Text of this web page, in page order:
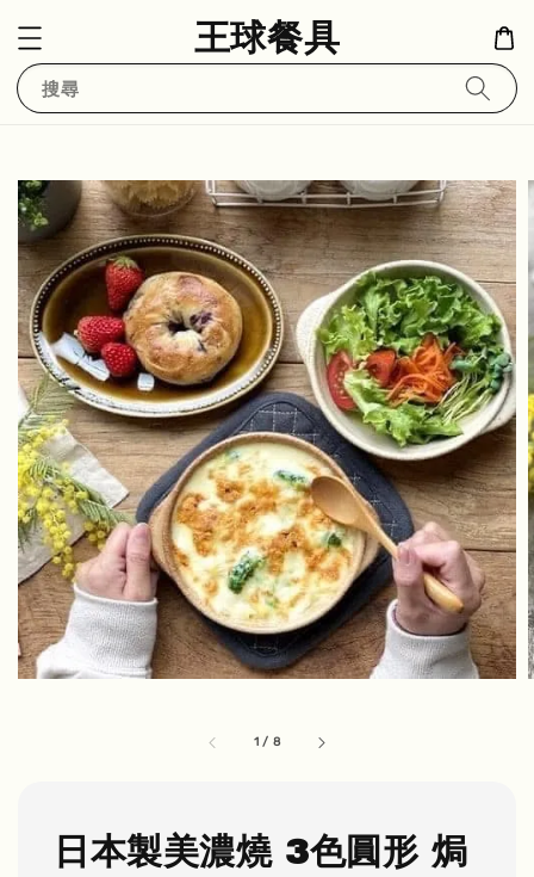
王球餐具
搜尋
1 / 8
日本製美濃燒 3色圓形 焗